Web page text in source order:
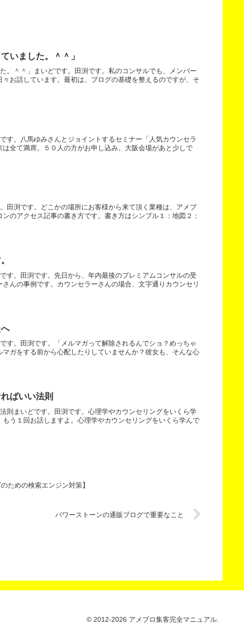
いました。＾＾」
＾＾」まいどです。田渕です。私のコンサルでも、メンバー
お話しています。最初は、ブログの基礎を整えるのですが、そ
。八馬ゆみさんとジョイントするセミナー「人気カウンセラ
全て満席。５０人の方がお申し込み。大阪会場があと少しで
渕です。どこかの場所にお客様から来て頂く業種は、アメブ
のアクセス記事の書き方です。書き方はシンプル１：地図２：
。田渕です。先日から、年内最後のプレミアムコンサルの受
んの事例です。カウンセラーさんの場合、文字通りカウンセリ
。田渕です。「メルマガって解除されるんでショ？めっちゃ
ガをする前から心配したりしていませんか？彼女も、そんな心
ばいい法則
まいどです。田渕です。心理学やカウンセリングをいくら学
う１回お話しますよ。心理学やカウンセリングをいくら学んで
ための検索エンジン対策】
パワーストーンの通販ブログで重要なこと
© 2012-2026 アメブロ集客完全マニュアル.